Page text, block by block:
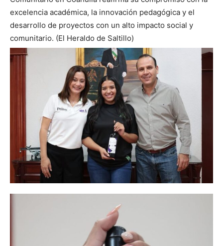
excelencia académica, la innovación pedagógica y el
desarrollo de proyectos con un alto impacto social y
comunitario. (El Heraldo de Saltillo)